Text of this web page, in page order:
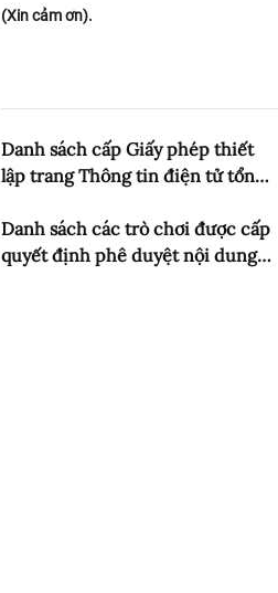
(Xin cảm ơn).
Danh sách cấp Giấy phép thiết
lập trang Thông tin điện tử tổng
Danh sách các trò chơi được cấp
quyết định phê duyệt nội dung,